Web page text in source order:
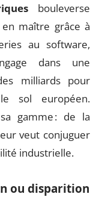
bouleverse
maître grâce à
au software,
dans une
milliards pour
sol européen.
gamme : de la
veut conjuguer
industrielle.
ou disparition